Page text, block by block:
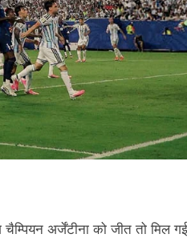
अर्जेंटीना को जीत तो मिल